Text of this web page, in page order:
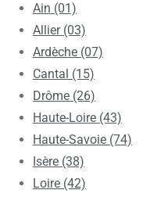
Ain (01)
Allier (03)
Ardèche (07)
Cantal (15)
Drôme (26)
Haute-Loire (43)
Haute-Savoie (74)
Isère (38)
Loire (42)